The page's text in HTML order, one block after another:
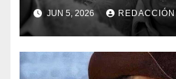
JUN 5, 2026 REDACCIÓN